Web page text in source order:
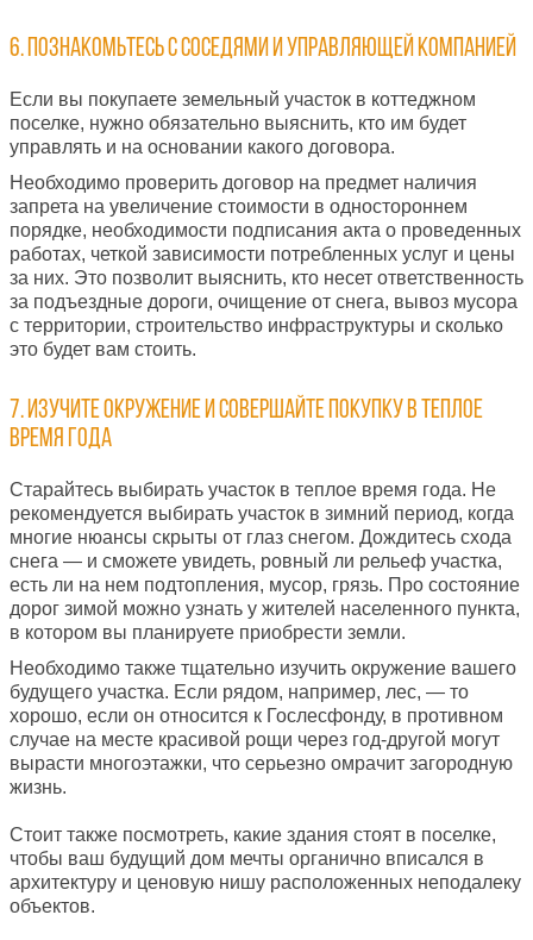
6. Познакомьтесь с соседями и управляющей компанией
Если вы покупаете земельный участок в коттеджном
поселке, нужно обязательно выяснить, кто им будет
управлять и на основании какого договора.
Необходимо проверить договор на предмет наличия
запрета на увеличение стоимости в одностороннем
порядке, необходимости подписания акта о проведенных
работах, четкой зависимости потребленных услуг и цены
за них. Это позволит выяснить, кто несет ответственность
за подъездные дороги, очищение от снега, вывоз мусора
с территории, строительство инфраструктуры и сколько
это будет вам стоить.
7. Изучите окружение и совершайте покупку в теплое
время года
Старайтесь выбирать участок в теплое время года. Не
рекомендуется выбирать участок в зимний период, когда
многие нюансы скрыты от глаз снегом. Дождитесь схода
снега — и сможете увидеть, ровный ли рельеф участка,
есть ли на нем подтопления, мусор, грязь. Про состояние
дорог зимой можно узнать у жителей населенного пункта,
в котором вы планируете приобрести земли.
Необходимо также тщательно изучить окружение вашего
будущего участка. Если рядом, например, лес, — то
хорошо, если он относится к Гослесфонду, в противном
случае на месте красивой рощи через год-другой могут
вырасти многоэтажки, что серьезно омрачит загородную
жизнь.
Стоит также посмотреть, какие здания стоят в поселке,
чтобы ваш будущий дом мечты органично вписался в
архитектуру и ценовую нишу расположенных неподалеку
объектов.